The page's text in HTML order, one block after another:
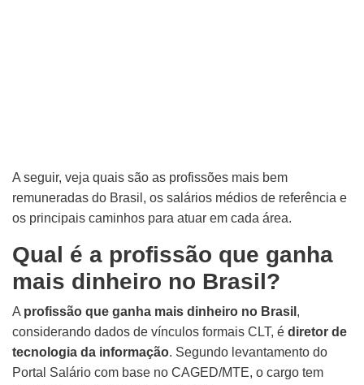
A seguir, veja quais são as profissões mais bem
remuneradas do Brasil, os salários médios de referência e
os principais caminhos para atuar em cada área.
Qual é a profissão que ganha
mais dinheiro no Brasil?
A profissão que ganha mais dinheiro no Brasil ,
considerando dados de vínculos formais CLT, é diretor de
tecnologia da informação. Segundo levantamento do
Portal Salário com base no CAGED/MTE, o cargo tem